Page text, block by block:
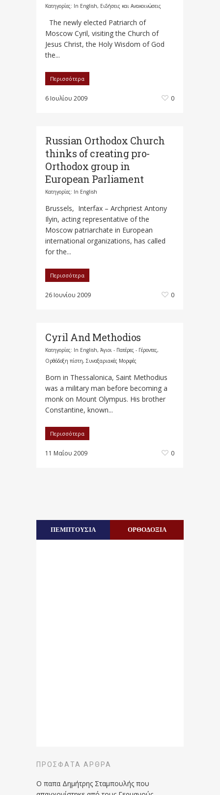
Κατηγορίες: In English, Ειδήσεις και Ανακοινώσεις
The newly elected Patriarch of
Moscow Cyril, visiting the Church of
Jesus Christ, the Holy Wisdom of God
the...
Περισσότερα
6 Ιουλίου 2009 0
Russian Orthodox Church
thinks of creating pro-
Orthodox group in
European Parliament
Κατηγορίες: In English
Brussels, Interfax – Archpriest Antony
Ilyin, acting representative of the
Moscow patriarchate in European
international organizations, has called
for the...
Περισσότερα
26 Ιουνίου 2009 0
Cyril And Methodios
Κατηγορίες: In English, Άγιοι - Πατέρες - Γέροντες,
Ορθόδοξη πίστη, Συναξαριακές Μορφές
Born in Thessalonica, Saint Methodius
was a military man before becoming a
monk on Mount Olympus. His brother
Constantine, known...
Περισσότερα
11 Μαΐου 2009 0
ΠΕΜΠΤΟΥΣΙΑ ΟΡΘΟΔΟΞΙΑ
ΠΡΌΣΦΑΤΑ ΆΡΘΡΑ
Ο παπα Δημήτρης Σταμπουλής που